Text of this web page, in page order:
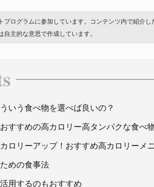
プログラムに参加しています。コンテンツ内で紹介
自主的な意思で作成しています。
いう食べ物を選べば良いの？
すすめの高カロリー高タンパクな食べ
ロリーアップ！おすすめ高カロリーメ
めの食事法
用するのもおすすめ